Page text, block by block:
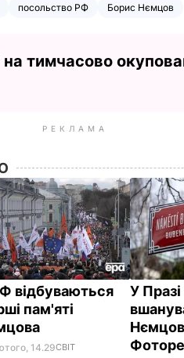
посольство РФ Борис Нємцов
тимчасово
РЕКЛАМА
відбуваються
пам'яті
14.29СВІТ
У